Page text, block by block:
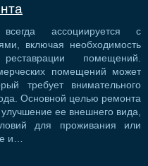
ассоциируется с
включая необходимость
помещений.
помещений может
требует внимательного
Основной целью ремонта
ее внешнего вида,
для проживания или
и…